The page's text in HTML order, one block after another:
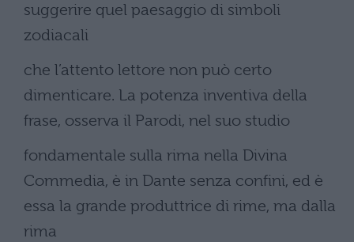
suggerire quel paesaggio di simboli
zodiacali
che l’attento lettore non può certo
dimenticare. La potenza inventiva della
frase, osserva il Parodi, nel suo studio
fondamentale sulla rima nella Divina
Commedia, è in Dante senza confini, ed è
essa la grande produttrice di rime, ma dalla
rima